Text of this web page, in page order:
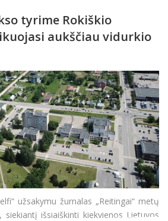
tyrime Rokiškio
aukščiau vidurkio
užsakymu žurnalas „Reitingai“ metų
išsiaiškinti kiekvienos Lietuvos